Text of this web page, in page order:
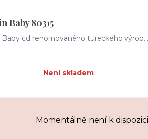
Baby 80315
od renomovaného tureckého výrob...
Není skladem
Momentálně není k dispozici